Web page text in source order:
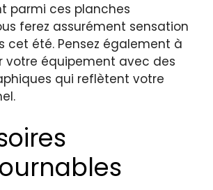
parmi ces planches
ferez assurément sensation
cet été. Pensez également à
votre équipement avec des
qui reflètent votre